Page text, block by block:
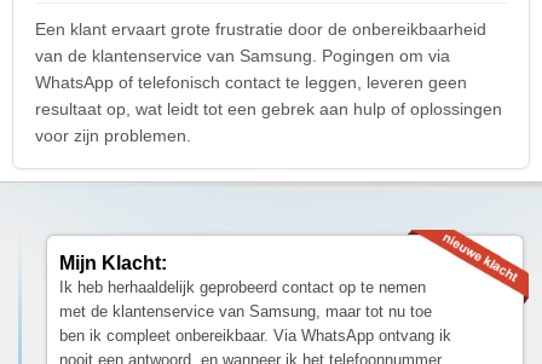
Een klant ervaart grote frustratie door de onbereikbaarheid
van de klantenservice van Samsung. Pogingen om via
WhatsApp of telefonisch contact te leggen, leveren geen
resultaat op, wat leidt tot een gebrek aan hulp of oplossingen
voor zijn problemen.
Mijn Klacht:
Ik heb herhaaldelijk geprobeerd contact op te nemen
met de klantenservice van Samsung, maar tot nu toe
ben ik compleet onbereikbaar. Via WhatsApp ontvang ik
nooit een antwoord, en wanneer ik het telefoonnummer